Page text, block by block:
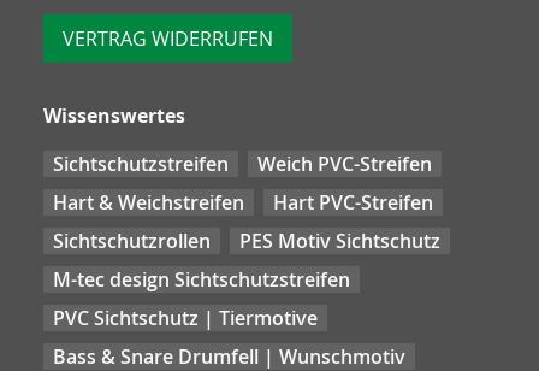
VERTRAG WIDERRUFEN
Wissenswertes
Sichtschutzstreifen
Weich PVC-Streifen
Hart & Weichstreifen
Hart PVC-Streifen
Sichtschutzrollen
PES Motiv Sichtschutz
M-tec design Sichtschutzstreifen
PVC Sichtschutz | Tiermotive
Bass & Snare Drumfell | Wunschmotiv